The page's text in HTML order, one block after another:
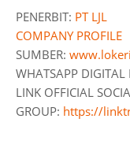
PENERBIT: PT LJL
COMPANY PROFILE
SUMBER:
WHATSAPP DIGITAL
LINK OFFICIAL
GROUP: https://